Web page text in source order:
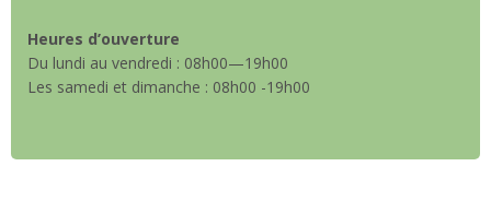
Heures d’ouverture
Du lundi au vendredi : 08h00—19h00
Les samedi et dimanche : 08h00 -19h00